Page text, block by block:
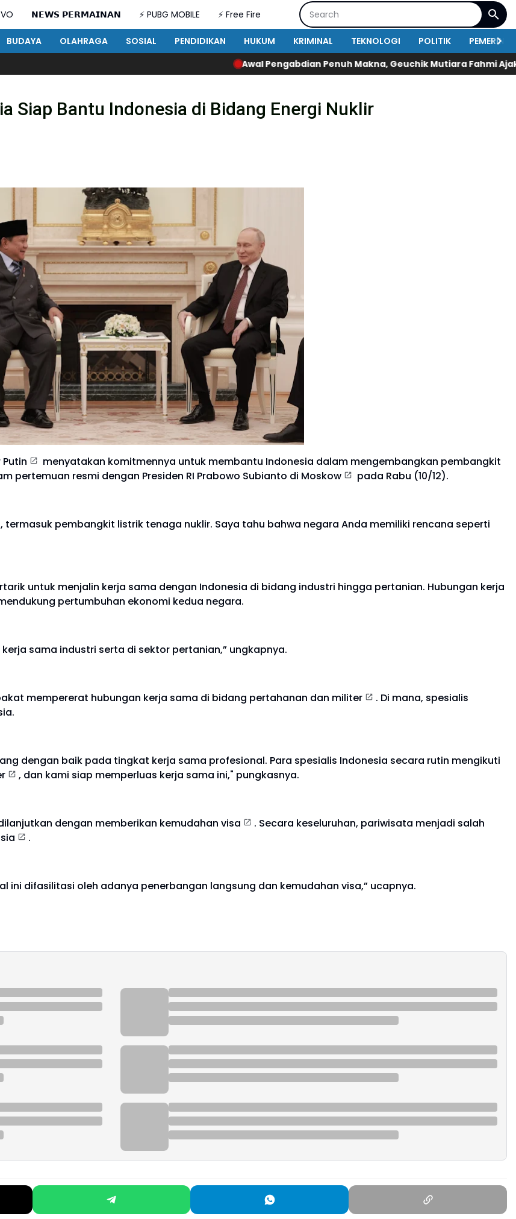
𝗡𝗘𝗪𝗦 𝗣𝗘𝗥𝗠𝗔𝗜𝗡𝗔𝗡 ⚡ PUBG MOBILE ⚡ Free Fire
BUDAYA OLAHRAGA SOSIAL PENDIDIKAN HUKUM KRIMINAL TEKNOLOGI POLITIK
Awal Pengabdian Penuh Makna, Geuchik Mutiara Fahmi Ajak Warga Matang Seutui
Siap Bantu Indonesia di Bidang Energi Nuklir
menyatakan komitmennya untuk membantu Indonesia dalam mengembangkan pembangkit
pertemuan resmi dengan Presiden RI Prabowo Subianto di Moskow pada Rabu (10/12).
pembangkit listrik tenaga nuklir. Saya tahu bahwa negara Anda memiliki rencana seperti
untuk menjalin kerja sama dengan Indonesia di bidang industri hingga pertanian. Hubungan kerja
pertumbuhan ekonomi kedua negara.
sama industri serta di sektor pertanian,” ungkapnya.
mempererat hubungan kerja sama di bidang pertahanan dan militer
. Di mana, spesialis
dengan baik pada tingkat kerja sama profesional. Para spesialis Indonesia secara rutin mengikuti
, dan kami siap memperluas kerja sama ini," pungkasnya.
dengan memberikan kemudahan visa
. Secara keseluruhan, pariwisata menjadi salah
.
ini difasilitasi oleh adanya penerbangan langsung dan kemudahan visa,” ucapnya.